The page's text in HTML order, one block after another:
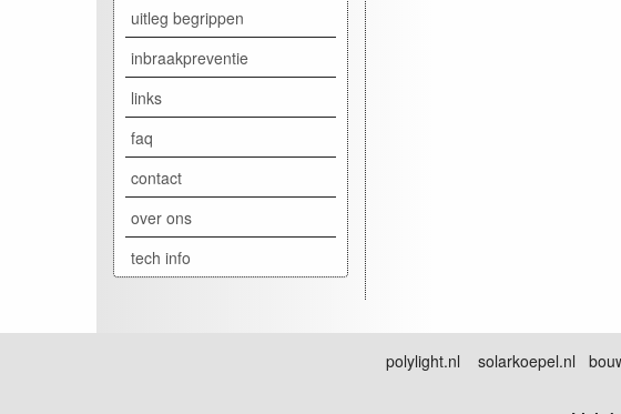
uitleg begrippen
inbraakpreventie
links
faq
contact
over ons
tech info
polylight.nl solarkoepel.nl